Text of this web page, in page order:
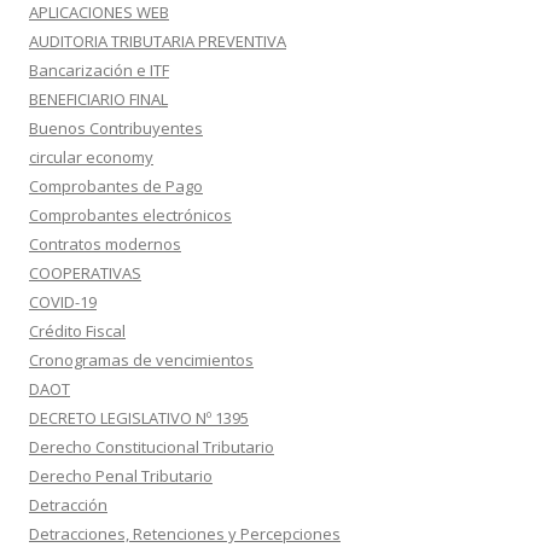
APLICACIONES WEB
AUDITORIA TRIBUTARIA PREVENTIVA
Bancarización e ITF
BENEFICIARIO FINAL
Buenos Contribuyentes
circular economy
Comprobantes de Pago
Comprobantes electrónicos
Contratos modernos
COOPERATIVAS
COVID-19
Crédito Fiscal
Cronogramas de vencimientos
DAOT
DECRETO LEGISLATIVO Nº 1395
Derecho Constitucional Tributario
Derecho Penal Tributario
Detracción
Detracciones, Retenciones y Percepciones